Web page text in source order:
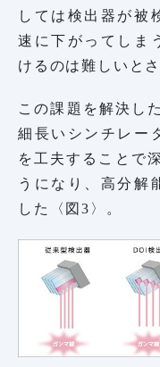
しては検出器が被
速に下がってしま
けるのは難しいと
この課題を解決し
細長いシンチレー
を工夫することで
うになり、高分解
した〈図3〉。